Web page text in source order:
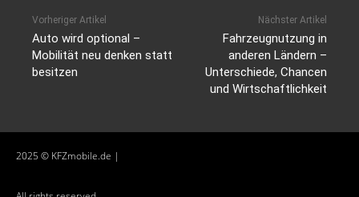
Vorheriger Artikel
Auto wird optional –
Mobilität neu denken statt
besitzen
Nächster Artikel
Fahrzeugnutzung in
anderen Ländern –
Unterschiede, Chancen
und Wirtschaftlichkeit
2025 © KFZmobile.de |